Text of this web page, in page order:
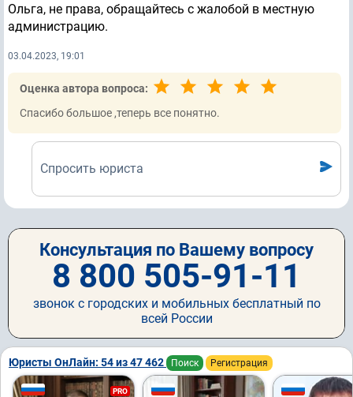
Ольга, не права, обращайтесь с жалобой в местную
администрацию.
03.04.2023, 19:01
Оценка автора вопроса:
Спасибо большое ,теперь все понятно.
Спросить юриста
Консультация по Вашему вопросу
8 800 505-91-11
звонок с городских и мобильных бесплатный по
всей России
Юристы ОнЛайн: 54 из 47 462 Поиск Регистрация
PRO